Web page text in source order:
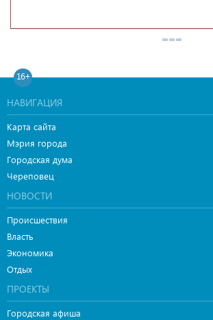
16+
НАВИГАЦИЯ
Карта сайта
Мэрия города
Городская дума
Череповец
НОВОСТИ
Происшествия
Власть
Экономика
Отдых
ПРОЕКТЫ
Городская афиша